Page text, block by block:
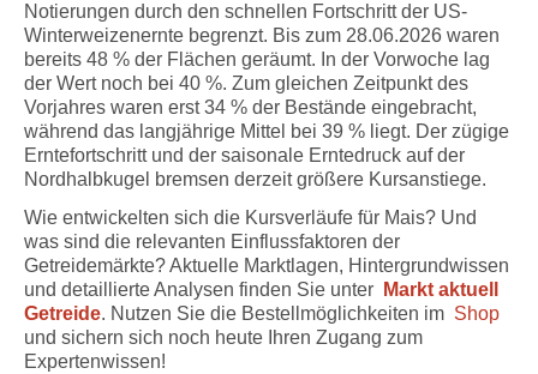
Notierungen durch den schnellen Fortschritt der US-
Winterweizenernte begrenzt. Bis zum 28.06.2026 waren
bereits 48 % der Flächen geräumt. In der Vorwoche lag
der Wert noch bei 40 %. Zum gleichen Zeitpunkt des
Vorjahres waren erst 34 % der Bestände eingebracht,
während das langjährige Mittel bei 39 % liegt. Der zügige
Erntefortschritt und der saisonale Erntedruck auf der
Nordhalbkugel bremsen derzeit größere Kursanstiege.
Wie entwickelten sich die Kursverläufe für Mais? Und
was sind die relevanten Einflussfaktoren der
Getreidemärkte? Aktuelle Marktlagen, Hintergrundwissen
und detaillierte Analysen finden Sie unter
Markt aktuell
Getreide. Nutzen Sie die Bestellmöglichkeiten im Shop
und sichern sich noch heute Ihren Zugang zum
Expertenwissen!